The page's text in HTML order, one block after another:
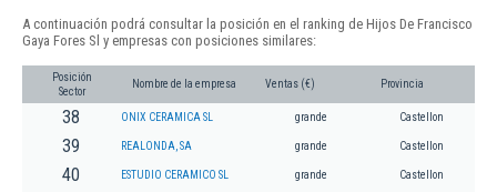
A continuación podrá consultar la posición en el ranking de Hijos De Francisco
Gaya Fores Sl y empresas con posiciones similares:
Posición
Sector
Nombre de la empresa Ventas (€) Provincia
38 ONIX CERAMICA SL grande Castellon
39 REALONDA, SA grande Castellon
40 ESTUDIO CERAMICO SL grande Castellon